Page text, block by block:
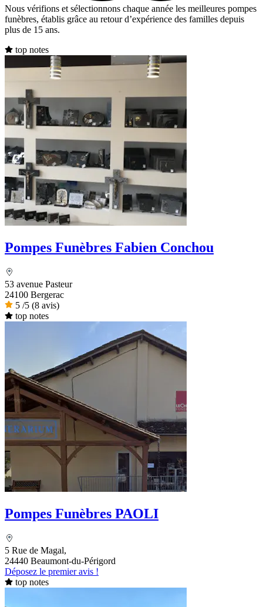
Nous vérifions et sélectionnons chaque année les meilleures pompes
funèbres, établis grâce au retour d’expérience des familles depuis
plus de 15 ans.
top notes
Pompes Funèbres Fabien Conchou
53 avenue Pasteur
24100 Bergerac
5 /5 (8 avis)
top notes
Pompes Funèbres PAOLI
5 Rue de Magal,
24440 Beaumont-du-Périgord
Déposez le premier avis !
top notes